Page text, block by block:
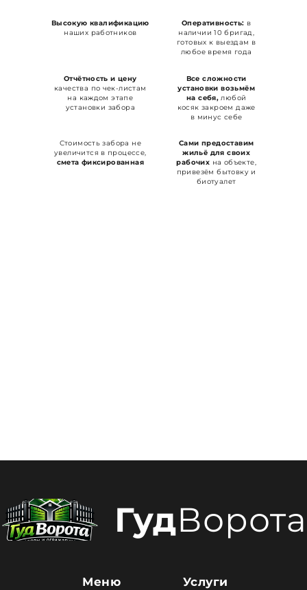
Высокую квалификацию
наших работников
Оперативность: в
наличии 10 бригад,
готовых к выездам в
любое время года
Отчётность и цену
качества по чек-листам
на каждом этапе
установки забора
Все сложности
установки возьмём
на себя, любой
косяк закроем даже
в минус себе
Стоимость забора не
увеличится в процессе,
смета фиксированная
Сами предоставим
жильё для своих
рабочих на объекте,
привезём бытовку и
биотуалет
ГудВорота
Меню Услуги